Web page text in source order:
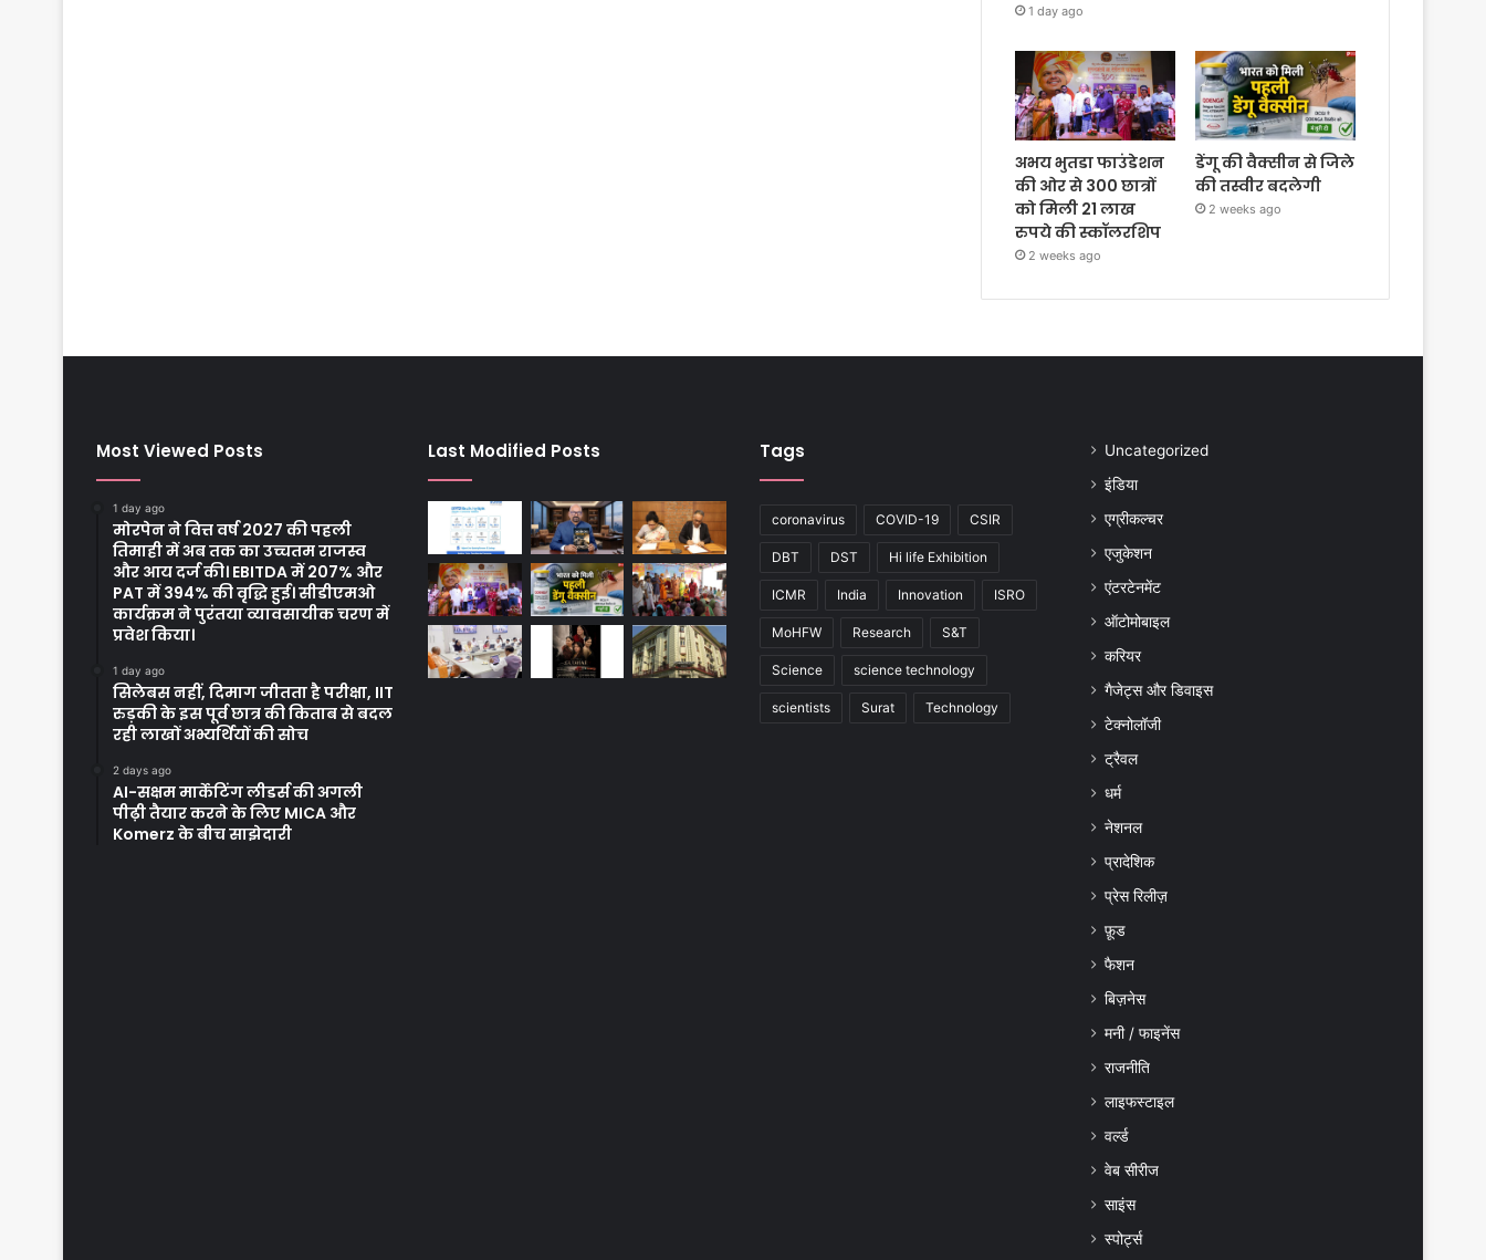
1 day ago
अभय भुतडा फाउंडेशन
की ओर से 300 छात्रों
को मिली 21 लाख
रुपये की स्कॉलरशिप
2 weeks ago
डेंगू की वैक्सीन से जिले
की तस्वीर बदलेगी
2 weeks ago
Most Viewed Posts
1 day ago
मोरपेन ने वित्त वर्ष 2027 की पहली
तिमाही में अब तक का उच्चतम राजस्व
और आय दर्ज की। EBITDA में 207% और
PAT में 394% की वृद्धि हुई। सीडीएमओ
कार्यक्रम ने पुरंतया व्यावसायीक चरण में
प्रवेश किया।
1 day ago
सिलेबस नहीं, दिमाग जीतता है परीक्षा, IIT
रुड़की के इस पूर्व छात्र की किताब से बदल
रही लाखों अभ्यर्थियों की सोच
2 days ago
AI-सक्षम मार्केटिंग लीडर्स की अगली
पीढ़ी तैयार करने के लिए MICA और
Komerz के बीच साझेदारी
Last Modified Posts Tags
coronavirus COVID-19 CSIR
DBT DST Hi life Exhibition
ICMR India Innovation ISRO
MoHFW Research S&T
Science science technology
scientists Surat Technology
Uncategorized
इंडिया
एग्रीकल्चर
एजुकेशन
एंटरटेनमेंट
ऑटोमोबाइल
करियर
गैजेट्स और डिवाइस
टेक्नोलॉजी
ट्रैवल
धर्म
नेशनल
प्रादेशिक
प्रेस रिलीज़
फ़ूड
फैशन
बिज़नेस
मनी / फाइनेंस
राजनीति
लाइफस्टाइल
वर्ल्ड
वेब सीरीज
साइंस
स्पोर्ट्स